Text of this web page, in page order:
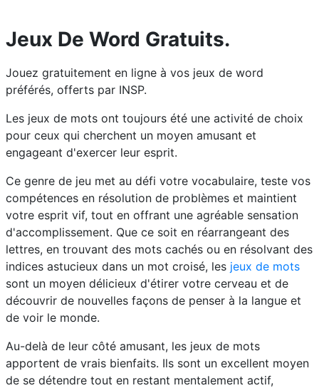
Jeux De Word Gratuits.
Jouez gratuitement en ligne à vos jeux de word
préférés, offerts par INSP.
Les jeux de mots ont toujours été une activité de choix
pour ceux qui cherchent un moyen amusant et
engageant d'exercer leur esprit.
Ce genre de jeu met au défi votre vocabulaire, teste vos
compétences en résolution de problèmes et maintient
votre esprit vif, tout en offrant une agréable sensation
d'accomplissement. Que ce soit en réarrangeant des
lettres, en trouvant des mots cachés ou en résolvant des
indices astucieux dans un mot croisé, les jeux de mots
sont un moyen délicieux d'étirer votre cerveau et de
découvrir de nouvelles façons de penser à la langue et
de voir le monde.
Au-delà de leur côté amusant, les jeux de mots
apportent de vrais bienfaits. Ils sont un excellent moyen
de se détendre tout en restant mentalement actif,